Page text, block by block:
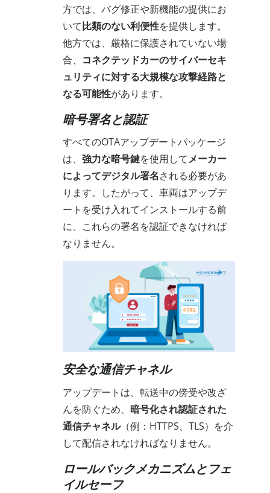
方では、バグ修正や新機能の提供にお
いて比類のない利便性を提供します。
他方では、厳格に保護されていない場
合、 コネクテッドカーのサイバーセキ
ュリティに対する大規模な攻撃経路と
なる可能性があります。
暗号署名と認証
すべてのOTAアップデートパッケージ
は、 強力な暗号鍵を使用してメーカー
によってデジタル署名される必要があ
ります。したがって、車両はアップデ
ートを受け入れてインストールする前
に、これらの署名を認証できなければ
なりません。
安全な通信チャネル
アップデートは、転送中の傍受や改ざ
んを防ぐため、 暗号化され認証された
通信チャネル（例：HTTPS、TLS）を介
して配信されなければなりません。
ロールバックメカニズムとフェ
イルセーフ